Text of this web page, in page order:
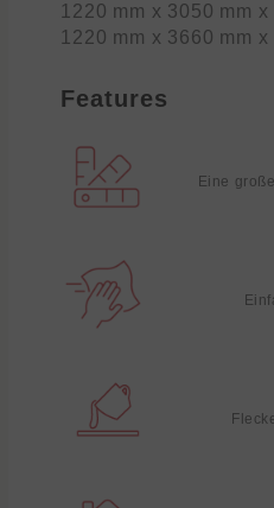
1220 mm x 3050 mm x
1220 mm x 3660 mm x
Features
Eine